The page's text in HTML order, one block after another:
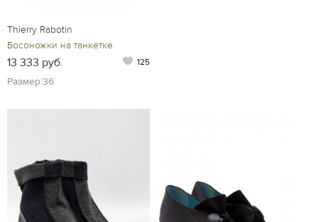
Thierry Rabotin
Босоножки на танкетке
13 333 руб. 125
Размер:36